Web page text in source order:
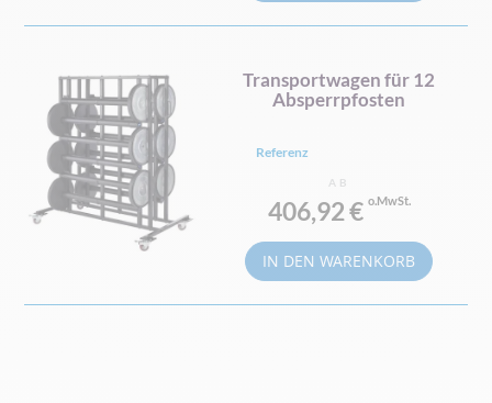
Transportwagen für 12
Absperrpfosten
Referenz
AB
406,92 €
IN DEN WARENKORB